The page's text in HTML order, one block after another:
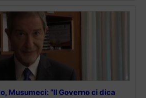
Musumeci: “Il Governo ci dica